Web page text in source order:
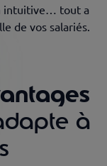
intuitive… tout a
de vos salariés.
à